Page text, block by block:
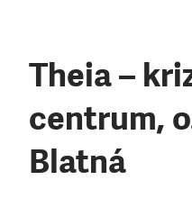
Theia –
centrum,
Blatná